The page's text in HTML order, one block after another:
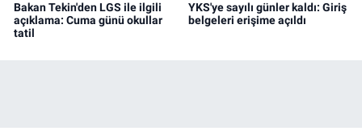
Bakan Tekin'den LGS ile ilgili
açıklama: Cuma günü okullar
tatil
YKS'ye sayılı günler kaldı: Giriş
belgeleri erişime açıldı